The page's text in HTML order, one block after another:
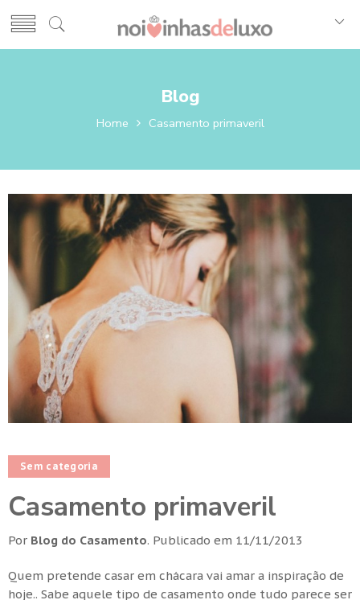
Blog
Home Casamento primaveril
Sem categoria
Casamento primaveril
Por Blog do Casamento. Publicado em 11/11/2013
Quem pretende casar em chácara vai amar a inspiração de
hoje.. Sabe aquele tipo de casamento onde tudo parece ser